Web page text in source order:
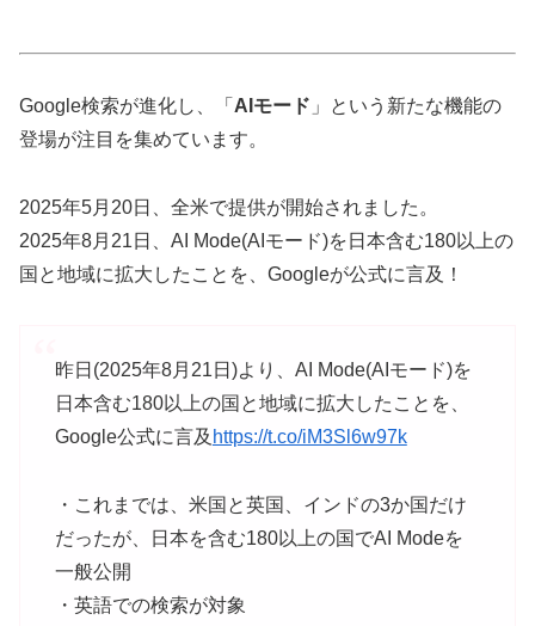
Google検索が進化し、「 AIモード 」という新たな機能の
登場が注目を集めています。
2025年5月20日、全米で提供が開始されました。
2025年8月21日、AI Mode(AIモード)を日本含む180以上の
国と地域に拡大したことを、Googleが公式に言及！
昨日(2025年8月21日)より、AI Mode(AIモード)を
日本含む180以上の国と地域に拡大したことを、
Google公式に言及 https://t.co/iM3Sl6w97k
・これまでは、米国と英国、インドの3か国だけ
だったが、日本を含む180以上の国でAI Modeを
一般公開
・英語での検索が対象